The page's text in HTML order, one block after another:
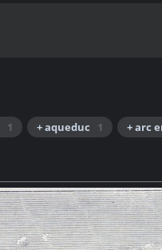
1 + aqueduc 1 + arc